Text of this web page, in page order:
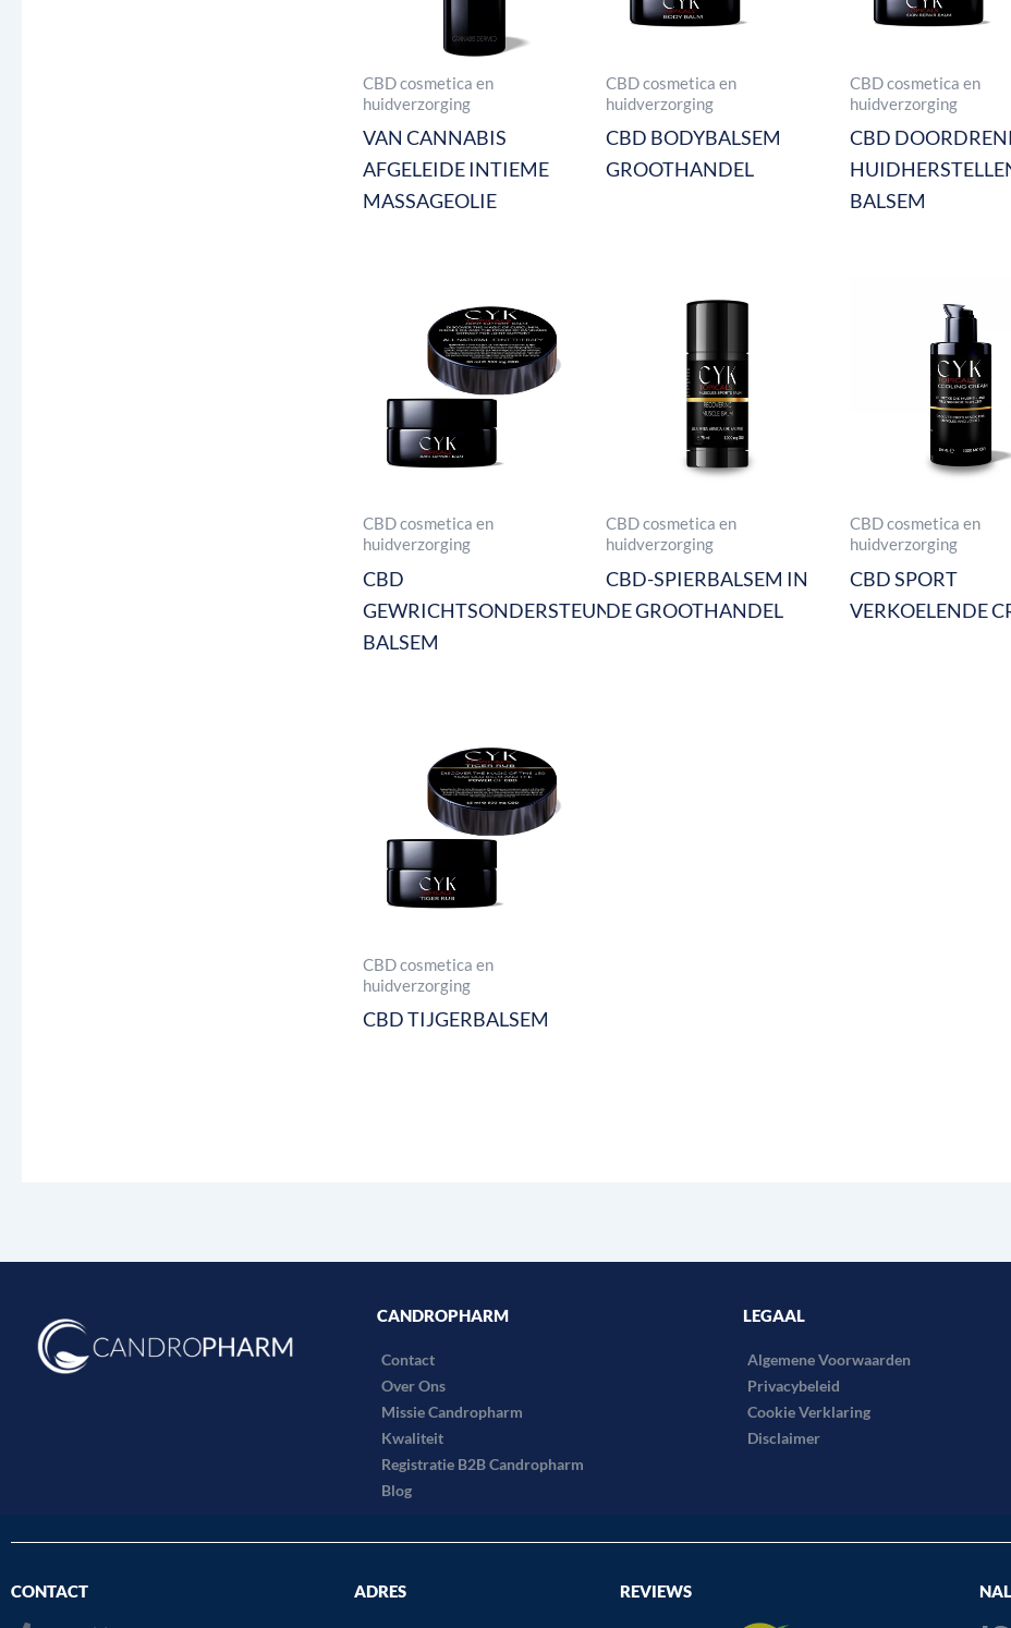
CBD cosmetica en
huidverzorging
VAN CANNABIS
AFGELEIDE INTIEME
MASSAGEOLIE
CBD cosmetica en
huidverzorging
CBD BODYBALSEM
GROOTHANDEL
CBD cosmetica en
huidverzorging
CBD
BALSEM
CBD cosmetica en
huidverzorging
CBD
GEWRICHTSONDERSTEUNENDE
BALSEM
CBD cosmetica en
huidverzorging
CBD-SPIERBALSEM IN
DE GROOTHANDEL
CBD cosmetica en
huidverzorging
CBD SPORT
VERKOELENDE
CBD cosmetica en
huidverzorging
CBD TIJGERBALSEM
CANDROPHARM
Contact
Over Ons
Missie Candropharm
Kwaliteit
Registratie B2B Candropharm
Blog
LEGAAL
Algemene Voorwaarden
Privacybeleid
Cookie Verklaring
Disclaimer
CONTACT ADRES REVIEWS